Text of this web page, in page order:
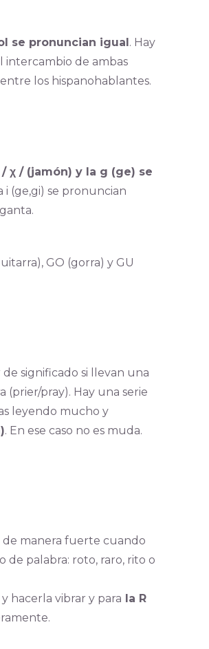
se pronuncian igual. Hay
intercambio de ambas
los hispanohablantes.
χ / (jamón) y la g (ge) se
i (ge,gi) se pronuncian
GO (gorra) y GU
significado si llevan una
(prier/pray). Hay una serie
leyendo mucho y
. En ese caso no es muda.
de manera fuerte cuando
de palabra: roto, raro, rito o
hacerla vibrar y para la R